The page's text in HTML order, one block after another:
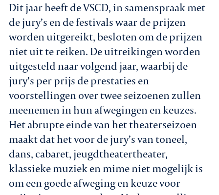
Dit jaar heeft de VSCD, in samenspraak met
de jury’s en de festivals waar de prijzen
worden uitgereikt, besloten om de prijzen
niet uit te reiken. De uitreikingen worden
uitgesteld naar volgend jaar, waarbij de
jury’s per prijs de prestaties en
voorstellingen over twee seizoenen zullen
meenemen in hun afwegingen en keuzes.
Het abrupte einde van het theaterseizoen
maakt dat het voor de jury’s van toneel,
dans, cabaret, jeugdtheatertheater,
klassieke muziek en mime niet mogelijk is
om een goede afweging en keuze voor